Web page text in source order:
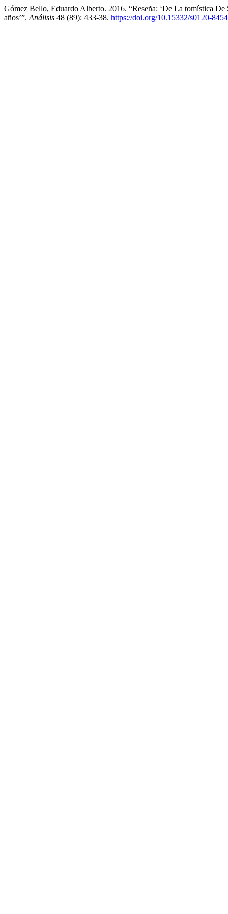
Gómez Bello, Eduardo Alberto. 2016. “Reseña: ‘De La tomística
años’”. Análisis 48 (89): 433-38. https://doi.org/10.15332/s0120-